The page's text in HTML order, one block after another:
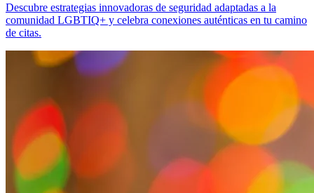
Descubre estrategias innovadoras de seguridad adaptadas a la
comunidad LGBTIQ+ y celebra conexiones auténticas en tu camino
de citas.